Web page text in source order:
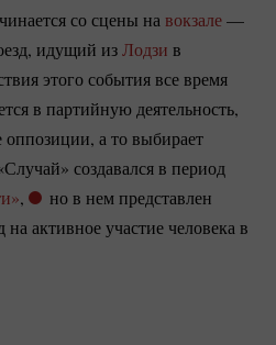
со сцены на вокзале—
идущий изЛодзи в
этого события все время
в партийную деятельность,
а то выбирает
создавался в период
,
но в нем представлен
активное участие человека в